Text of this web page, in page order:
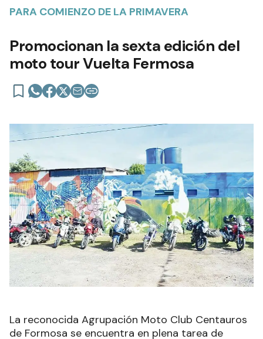
PARA COMIENZO DE LA PRIMAVERA
Promocionan la sexta edición del
moto tour Vuelta Fermosa
La reconocida Agrupación Moto Club Centauros
de Formosa se encuentra en plena tarea de